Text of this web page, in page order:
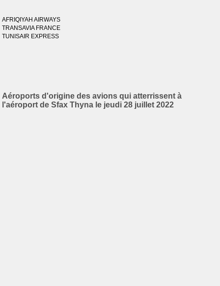
AFRIQIYAH AIRWAYS
TRANSAVIA FRANCE
TUNISAIR EXPRESS
Aéroports d'origine des avions qui atterrissent à
l'aéroport de Sfax Thyna le jeudi 28 juillet 2022